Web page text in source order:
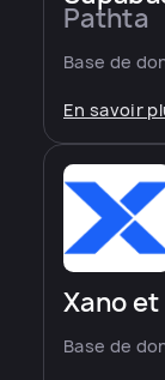
Pathta
Base de
En savoir
Xano
Base de